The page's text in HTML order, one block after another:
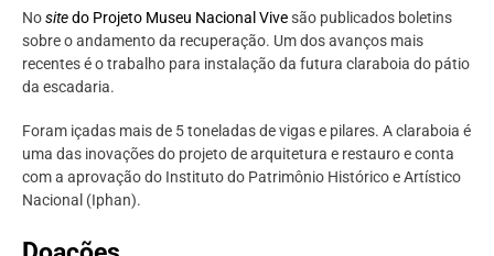
Nositedo Projeto Museu Nacional Vivesão publicados boletins
sobre o andamento da recuperação. Um dos avanços mais
recentes é o trabalho para instalação da futura claraboia do pátio
da escadaria.
Foram içadas mais de 5 toneladas de vigas e pilares. A claraboia é
uma das inovações do projeto de arquitetura e restauro e conta
com a aprovação do Instituto do Patrimônio Histórico e Artístico
Nacional (Iphan).